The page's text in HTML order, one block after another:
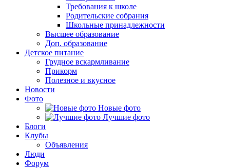
Требования к школе
Родительские собрания
Школьные принадлежности
Высшее образование
Доп. образование
Детское питание
Грудное вскармливание
Прикорм
Полезное и вкусное
Новости
Фото
Новые фото
Лучшие фото
Блоги
Клубы
Объявления
Люди
Форум